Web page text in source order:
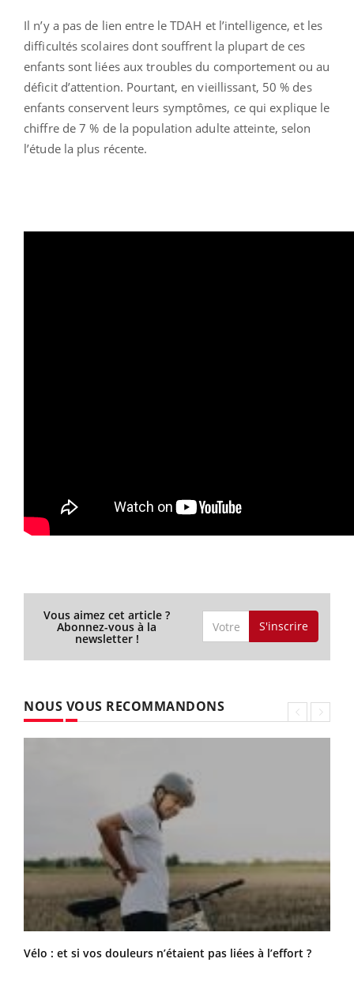
Il n’y a pas de lien entre le TDAH et l’intelligence, et les
difficultés scolaires dont souffrent la plupart de ces
enfants sont liées aux troubles du comportement ou au
déficit d’attention. Pourtant, en vieillissant, 50 % des
enfants conservent leurs symptômes, ce qui explique le
chiffre de 7 % de la population adulte atteinte, selon
l’étude la plus récente.
Vous aimez cet article ?
Abonnez-vous à la
newsletter !
S'inscrire
NOUS VOUS RECOMMANDONS
Vélo : et si vos douleurs n’étaient pas liées à l’effort ?